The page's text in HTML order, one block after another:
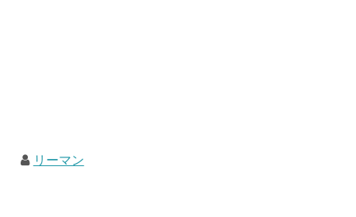
リーマン